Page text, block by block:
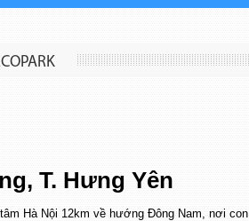
T. Hưng Yên
Hà Nội 12km về hướng Đông Nam, nơi